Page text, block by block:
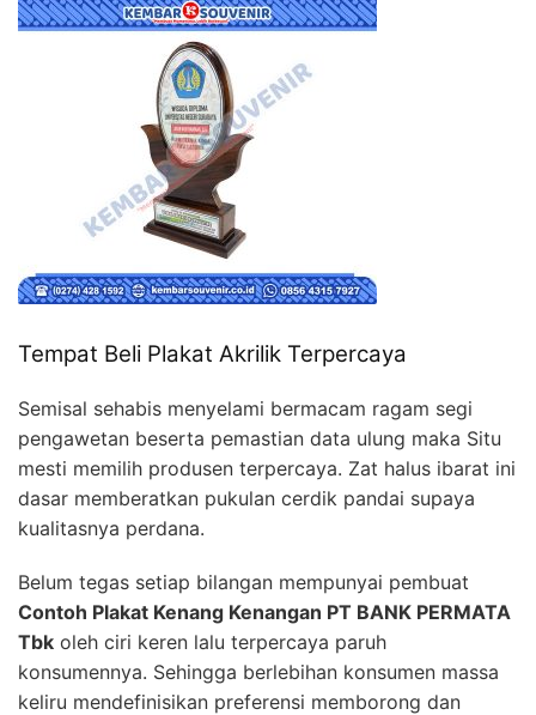
Tempat Beli Plakat Akrilik Terpercaya
Semisal sehabis menyelami bermacam ragam segi
pengawetan beserta pemastian data ulung maka Situ
mesti memilih produsen terpercaya. Zat halus ibarat ini
dasar memberatkan pukulan cerdik pandai supaya
kualitasnya perdana.
Belum tegas setiap bilangan mempunyai pembuat
Contoh Plakat Kenang Kenangan PT BANK PERMATA
Tbk oleh ciri keren lalu terpercaya paruh
konsumennya. Sehingga berlebihan konsumen massa
keliru mendefinisikan preferensi memborong dan